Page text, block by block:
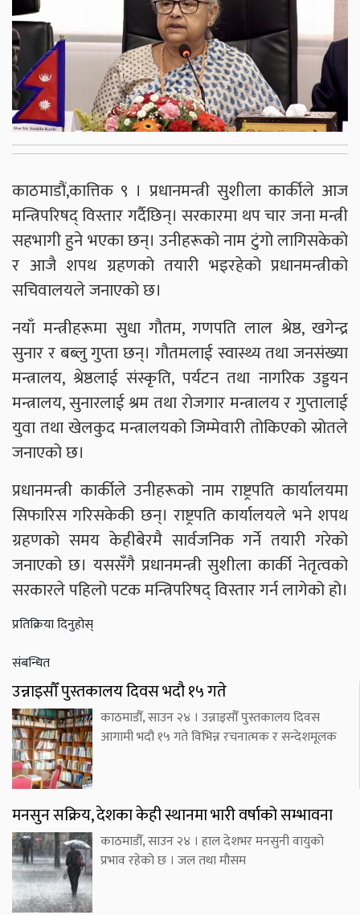
काठमाडौं,कात्तिक ९ । प्रधानमन्त्री सुशीला कार्कीले आज
मन्त्रिपरिषद् विस्तार गर्दैछिन्। सरकारमा थप चार जना मन्त्री
सहभागी हुने भएका छन्। उनीहरूको नाम टुंगो लागिसकेको
र आजै शपथ ग्रहणको तयारी भइरहेको प्रधानमन्त्रीको
सचिवालयले जनाएको छ।
नयाँ मन्त्रीहरूमा सुधा गौतम, गणपति लाल श्रेष्ठ, खगेन्द्र
सुनार र बब्लु गुप्ता छन्। गौतमलाई स्वास्थ्य तथा जनसंख्या
मन्त्रालय, श्रेष्ठलाई संस्कृति, पर्यटन तथा नागरिक उड्डयन
मन्त्रालय, सुनारलाई श्रम तथा रोजगार मन्त्रालय र गुप्तालाई
युवा तथा खेलकुद मन्त्रालयको जिम्मेवारी तोकिएको स्रोतले
जनाएको छ।
प्रधानमन्त्री कार्कीले उनीहरूको नाम राष्ट्रपति कार्यालयमा
सिफारिस गरिसकेकी छन्। राष्ट्रपति कार्यालयले भने शपथ
ग्रहणको समय केहीबेरमै सार्वजनिक गर्ने तयारी गरेको
जनाएको छ। यससँगै प्रधानमन्त्री सुशीला कार्की नेतृत्वको
सरकारले पहिलो पटक मन्त्रिपरिषद् विस्तार गर्न लागेको हो।
प्रतिक्रिया दिनुहोस्
संबन्धित
उन्नाइसौँ पुस्तकालय दिवस भदौ १५ गते
काठमाडौँ, साउन २४ । उन्नाइसौँ पुस्तकालय दिवस
आगामी भदौ १५ गते विभिन्न रचनात्मक र सन्देशमूलक
मनसुन सक्रिय, देशका केही स्थानमा भारी वर्षाको सम्भावना
काठमाडौँ, साउन २४ । हाल देशभर मनसुनी वायुको
प्रभाव रहेको छ । जल तथा मौसम